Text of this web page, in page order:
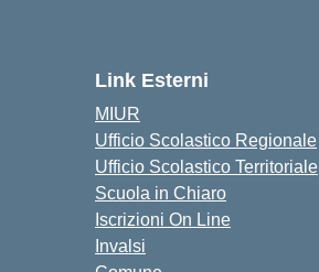
Link Esterni
MIUR
Ufficio Scolastico Regionale
Ufficio Scolastico Territoriale
Scuola in Chiaro
Iscrizioni On Line
Invalsi